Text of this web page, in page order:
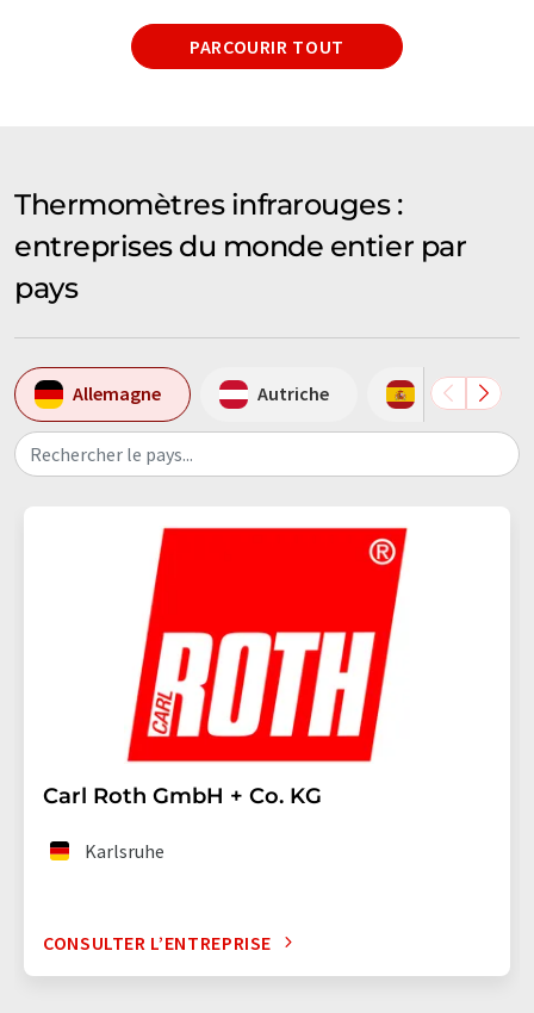
PARCOURIR TOUT
Thermomètres infrarouges :
entreprises du monde entier par
pays
Allemagne Autriche Espagne
Rechercher le pays...
Carl Roth GmbH + Co. KG
Karlsruhe
CONSULTER L’ENTREPRISE